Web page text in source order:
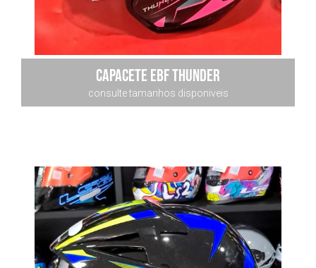
capacete ebf thunder
consulte tamanhos disponiveis